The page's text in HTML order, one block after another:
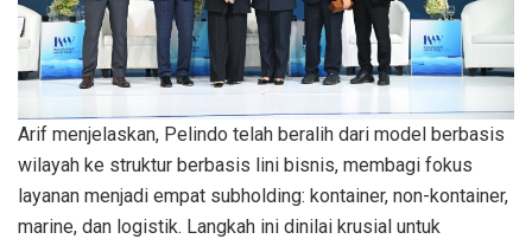
Arif menjelaskan, Pelindo telah beralih dari model berbasis
wilayah ke struktur berbasis lini bisnis, membagi fokus
layanan menjadi empat subholding: kontainer, non-kontainer,
marine, dan logistik. Langkah ini dinilai krusial untuk